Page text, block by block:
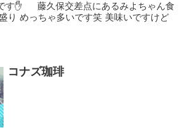
す✋ 藤久保交差点にあるみよちゃん食
めっちゃ多いです笑 美味いですけど
コナズ珈琲